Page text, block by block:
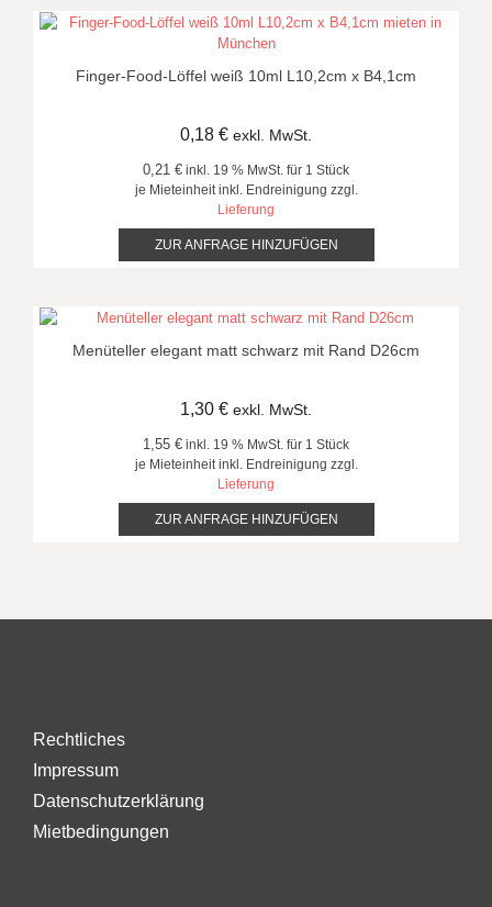
Finger-Food-Löffel weiß 10ml L10,2cm x B4,1cm
0,18 € exkl. MwSt.
0,21 € inkl. 19 % MwSt. für 1 Stück
je Mieteinheit inkl. Endreinigung zzgl.
Lieferung
ZUR ANFRAGE HINZUFÜGEN
Menüteller elegant matt schwarz mit Rand D26cm
1,30 € exkl. MwSt.
1,55 € inkl. 19 % MwSt. für 1 Stück
je Mieteinheit inkl. Endreinigung zzgl.
Lieferung
ZUR ANFRAGE HINZUFÜGEN
Rechtliches
Impressum
Datenschutzerklärung
Mietbedingungen